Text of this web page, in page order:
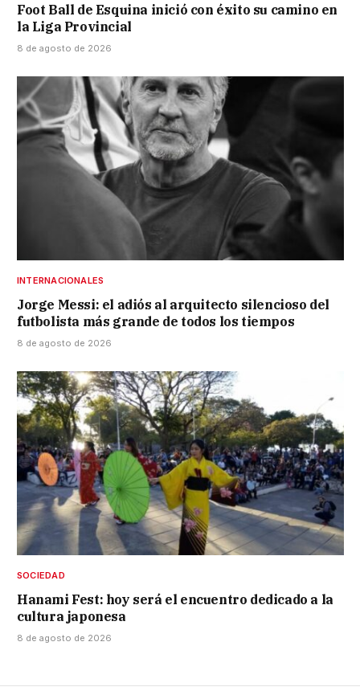
Foot Ball de Esquina inició con éxito su camino en
la Liga Provincial
8 de agosto de 2026
INTERNACIONALES
Jorge Messi: el adiós al arquitecto silencioso del
futbolista más grande de todos los tiempos
8 de agosto de 2026
SOCIEDAD
Hanami Fest: hoy será el encuentro dedicado a la
cultura japonesa
8 de agosto de 2026